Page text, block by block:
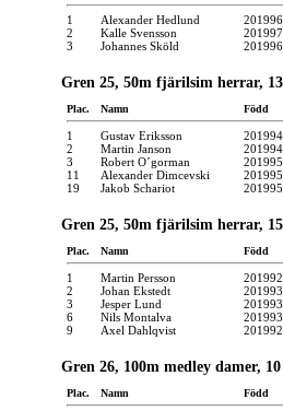
1 Alexander Hedlund
201996
2
Kalle Svensson
201997
3
Johannes Sköld 201996
Gren 25, 50m fjärilsim herrar,
Plac. Namn Född
1 Gustav Eriksson
201994
2
Martin Janson
201994
3
Robert O´gorman
201995
11
Alexander Dimcevski
201995
19
Jakob Schariot 201995
Gren 25, 50m fjärilsim herrar,
Plac. Namn Född
1 Martin Persson
201992
2
Johan Ekstedt
201993
3
Jesper Lund
201993
6
Nils Montalva
201993
9
Axel Dahlqvist 201992
Gren 26, 100m medley damer,
Plac. Namn Född